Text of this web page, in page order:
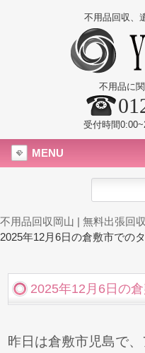
不用品回収、
不用品に
受付時間
MENU
不用品回収岡山 | 無料出張回
2025年12月6日の倉敷市での
2025年12月6日の
昨日は倉敷市児島で